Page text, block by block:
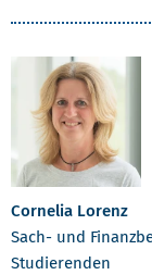
Cornelia Lorenz
Sach- und
Studierenden